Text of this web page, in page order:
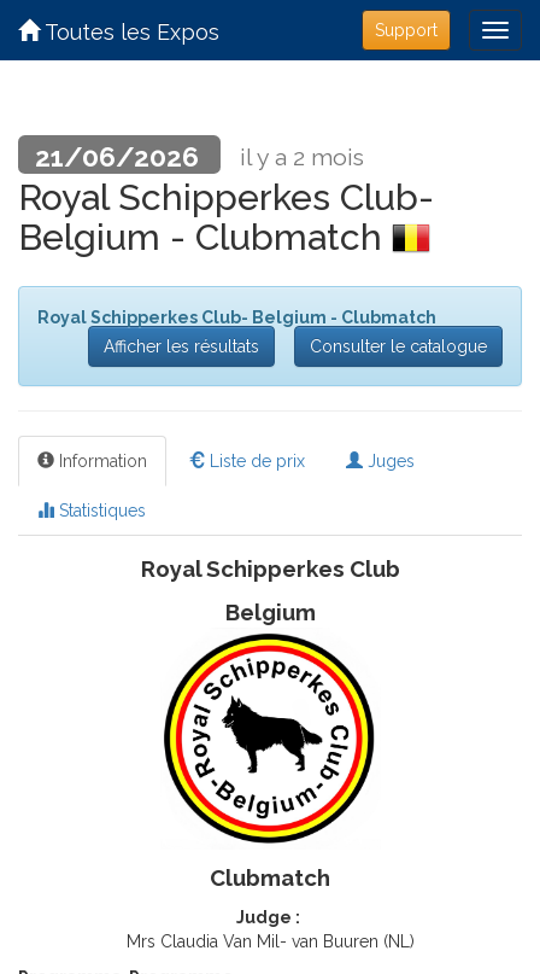
Support
Toutes les Expos
21/06/2026 il y a 2 mois
Royal Schipperkes Club-
Belgium - Clubmatch
Royal Schipperkes Club- Belgium - Clubmatch
Afficher les résultats
Consulter le catalogue
Information Liste de prix Juges
Statistiques
Royal Schipperkes Club
Belgium
Clubmatch
Judge :
Mrs Claudia Van Mil- van Buuren (NL)